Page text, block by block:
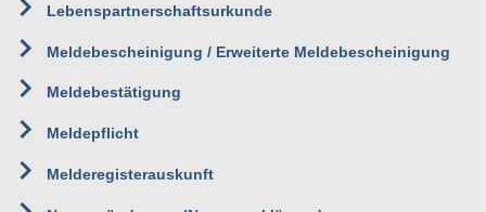
Lebenspartnerschaftsurkunde
Meldebescheinigung / Erweiterte Meldebescheinigung
Meldebestätigung
Meldepflicht
Melderegisterauskunft